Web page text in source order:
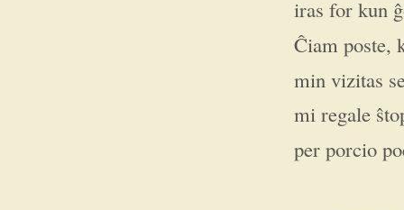
iras for kun
Ĉiam poste,
min vizitas
mi regale
per porcio